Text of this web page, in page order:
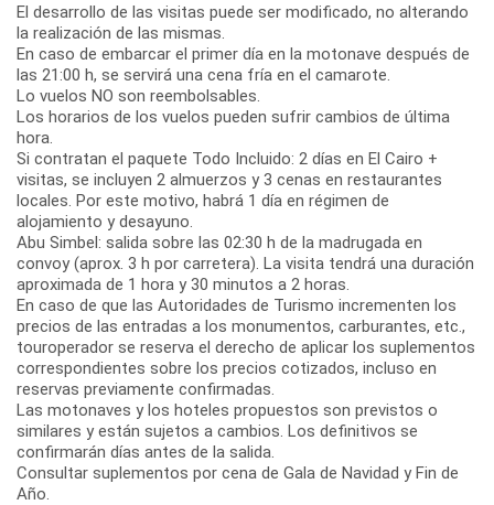
El desarrollo de las visitas puede ser modificado, no alterando
la realización de las mismas.
En caso de embarcar el primer día en la motonave después de
las 21:00 h, se servirá una cena fría en el camarote.
Lo vuelos NO son reembolsables.
Los horarios de los vuelos pueden sufrir cambios de última
hora.
Si contratan el paquete Todo Incluido: 2 días en El Cairo +
visitas, se incluyen 2 almuerzos y 3 cenas en restaurantes
locales. Por este motivo, habrá 1 día en régimen de
alojamiento y desayuno.
Abu Simbel: salida sobre las 02:30 h de la madrugada en
convoy (aprox. 3 h por carretera). La visita tendrá una duración
aproximada de 1 hora y 30 minutos a 2 horas.
En caso de que las Autoridades de Turismo incrementen los
precios de las entradas a los monumentos, carburantes, etc.,
touroperador se reserva el derecho de aplicar los suplementos
correspondientes sobre los precios cotizados, incluso en
reservas previamente confirmadas.
Las motonaves y los hoteles propuestos son previstos o
similares y están sujetos a cambios. Los definitivos se
confirmarán días antes de la salida.
Consultar suplementos por cena de Gala de Navidad y Fin de
Año.